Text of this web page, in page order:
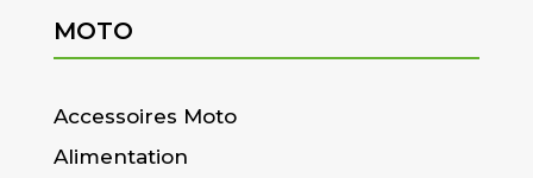
MOTO
Accessoires Moto
Alimentation